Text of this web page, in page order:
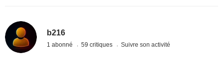
b216
1 abonné 59 critiques Suivre son activité